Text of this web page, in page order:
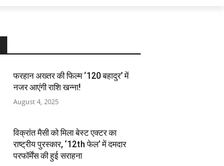
फरहान अख्तर की फिल्म ‘120 बहादुर’ में
नजर आएंगी राशि खन्ना!
August 4, 2025
विक्रांत मैसी को मिला बेस्ट एक्टर का
राष्ट्रीय पुरस्कार, ‘12th फेल’ में दमदार
परफॉर्मेंस की हुई सराहना